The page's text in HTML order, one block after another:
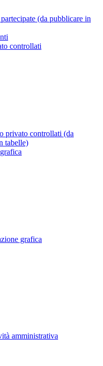
(da pubblicare in
controllati
privato controllati (da
tabelle)
grafica
amministrativa